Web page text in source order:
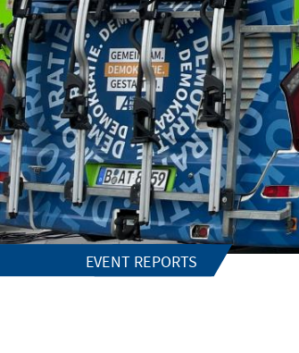
EVENT REPORTS